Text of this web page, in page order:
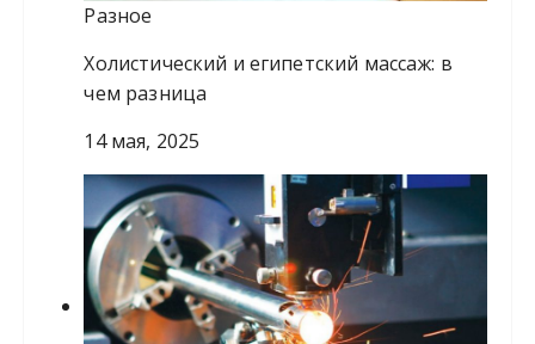
Разное
Холистический и египетский массаж: в
чем разница
14 мая, 2025